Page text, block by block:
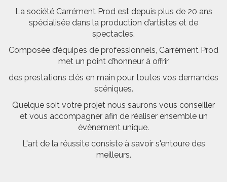
La société Carrément Prod est depuis plus de 20 ans
spécialisée dans la production d’artistes et de
spectacles.
Composée d’équipes de professionnels, Carrément Prod
met un point d’honneur à offrir
des prestations clés en main pour toutes vos demandes
scéniques.
Quelque soit votre projet nous saurons vous conseiller
et vous accompagner afin de réaliser ensemble un
évènement unique.
L'art de la réussite consiste à savoir s'entoure des
meilleurs.